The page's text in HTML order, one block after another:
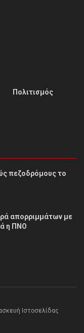
Πολιτισμός
πεζοδρόμους το
απορριμμάτων με
η ΠΝΟ
Ιστοσελίδας